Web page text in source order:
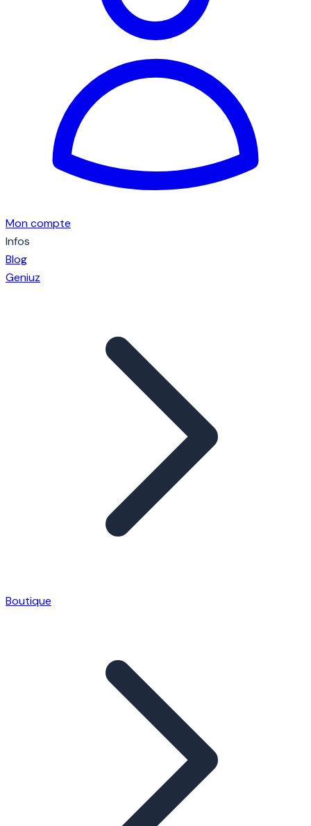
Mon compte
Infos
Blog
Geniuz
Boutique